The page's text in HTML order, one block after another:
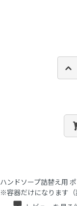
ハンドソープ詰替え用
※容器だけになります（